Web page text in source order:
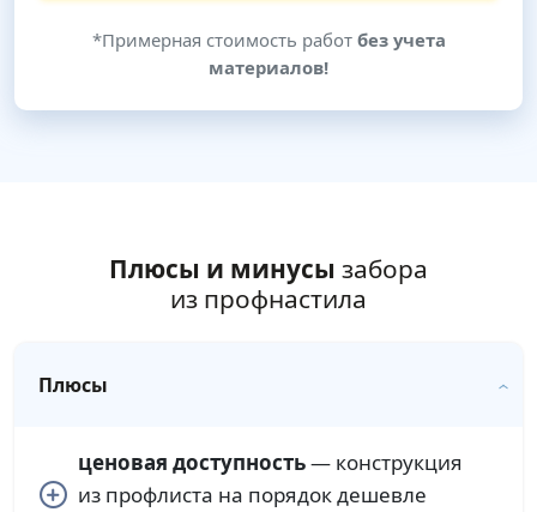
*Примерная стоимость работ без учета
материалов!
Плюсы и минусы забора
из профнастила
Плюсы
ценовая доступность— конструкция
из профлиста на порядок дешевле